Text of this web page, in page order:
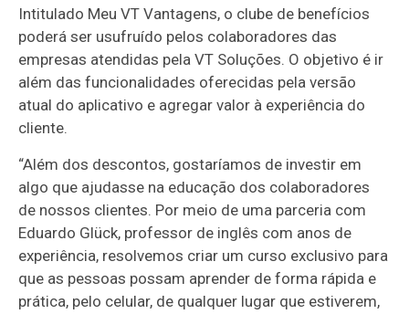
Intitulado Meu VT Vantagens, o clube de benefícios
poderá ser usufruído pelos colaboradores das
empresas atendidas pela VT Soluções. O objetivo é ir
além das funcionalidades oferecidas pela versão
atual do aplicativo e agregar valor à experiência do
cliente.
“Além dos descontos, gostaríamos de investir em
algo que ajudasse na educação dos colaboradores
de nossos clientes. Por meio de uma parceria com
Eduardo Glück, professor de inglês com anos de
experiência, resolvemos criar um curso exclusivo para
que as pessoas possam aprender de forma rápida e
prática, pelo celular, de qualquer lugar que estiverem,